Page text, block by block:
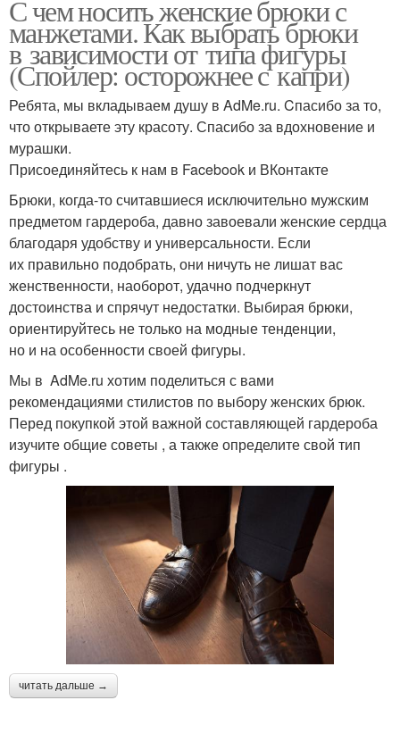
С чем носить женские брюки с
манжетами. Как выбрать брюки
в зависимости от типа фигуры
(Спойлер: осторожнее с капри)
Ребята, мы вкладываем душу в AdMe.ru. Cпасибо за то,
что открываете эту красоту. Спасибо за вдохновение и
мурашки.
Присоединяйтесь к нам в Facebook и ВКонтакте
Брюки, когда-то считавшиеся исключительно мужским
предметом гардероба, давно завоевали женские сердца
благодаря удобству и универсальности. Если
их правильно подобрать, они ничуть не лишат вас
женственности, наоборот, удачно подчеркнут
достоинства и спрячут недостатки. Выбирая брюки,
ориентируйтесь не только на модные тенденции,
но и на особенности своей фигуры.
Мы в AdMe.ru хотим поделиться с вами
рекомендациями стилистов по выбору женских брюк.
Перед покупкой этой важной составляющей гардероба
изучите общие советы , а также определите свой тип
фигуры .
читать дальше →